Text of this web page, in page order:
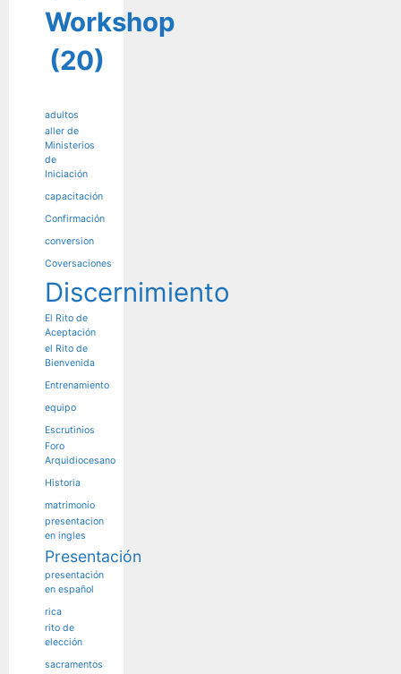
Workshop
(20)
adultos
aller de
Ministerios
de
Iniciación
capacitación
Confirmación
conversion
Coversaciones
Discernimiento
El Rito de
Aceptación
el Rito de
Bienvenida
Entrenamiento
equipo
Escrutinios
Foro
Arquidiocesano
Historia
matrimonio
presentacion
en ingles
Presentación
presentación
en español
rica
rito de
elección
sacramentos